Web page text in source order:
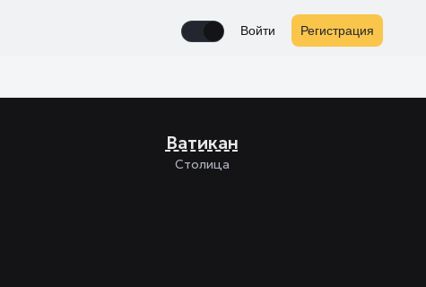
Enable notifications
Войти Регистрация
Ватикан
Столица